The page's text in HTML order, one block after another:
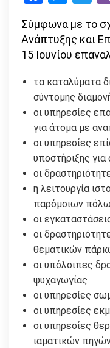
Σύμφωνα με το
Ανάπτυξης και
15 Ιουνίου
τα καταλύματα
σύντομης
οι υπηρεσίες
για άτομα με
οι υπηρεσίες
υποστήριξης
οι
η λειτουργία
παρόμοιων
οι
οι
θεματικών
οι υπόλοιπες
ψυχαγωγίας
οι υπηρεσίες
οι υπηρεσίες
οι υπηρεσίες
ιαματικών